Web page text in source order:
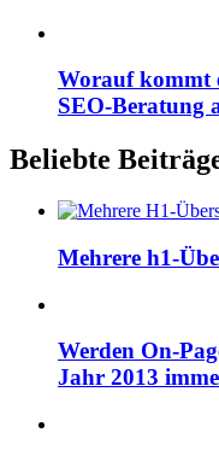
Worauf kommt
SEO-Beratung
Beliebte
Mehrere h1-
Werden On-
Jahr 2013